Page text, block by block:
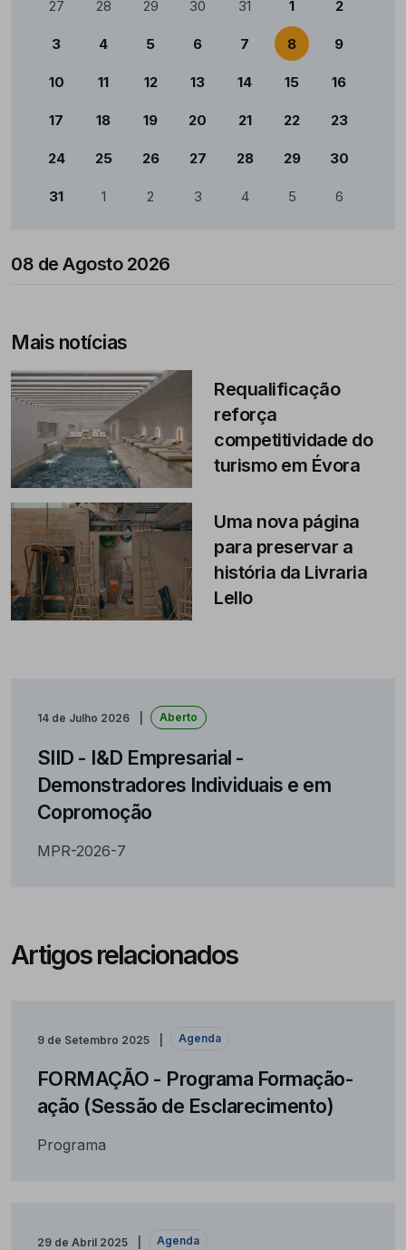
27 28 29 30 31 1 2
3 4 5 6 7 8 9
10 11 12 13 14 15 16
17 18 19 20 21 22 23
24 25 26 27 28 29 30
31 1 2 3 4 5 6
08 de Agosto 2026
Mais notícias
Requalificação
reforça
competitividade do
turismo em Évora
Uma nova página
para preservar a
história da Livraria
Lello
14 de Julho 2026 Aberto
SIID - I&D Empresarial -
Demonstradores Individuais e em
Copromoção
MPR-2026-7
Artigos relacionados
9 de Setembro 2025 Agenda
FORMAÇÃO - Programa Formação-
ação (Sessão de Esclarecimento)
Programa
29 de Abril 2025 Agenda